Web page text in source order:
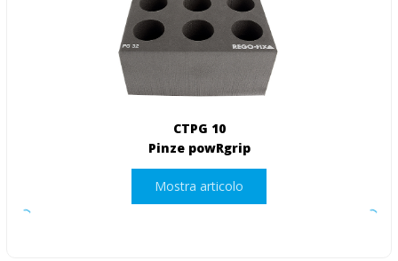
CTPG 10
Pinze powRgrip
Mostra articolo